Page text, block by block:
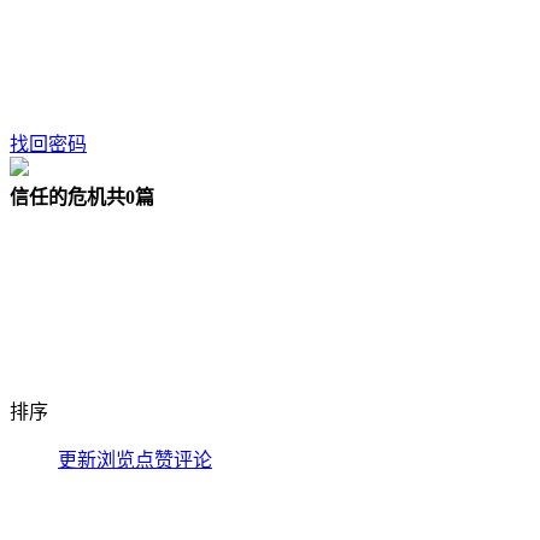
找回密码
信任的危机共0篇
排序
更新浏览点赞评论